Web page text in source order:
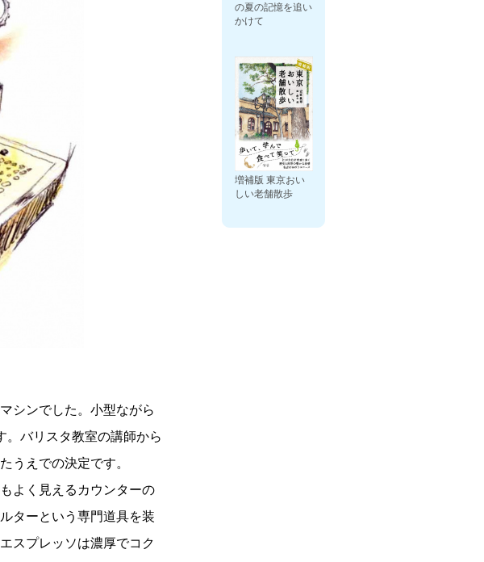
シンでした。小型ながら
。バリスタ教室の講師から
うえでの決定です。
よく見えるカウンターの
ターという専門道具を装
スプレッソは濃厚でコク
の夏の記憶を追い
かけて
増補版 東京おい
しい老舗散歩